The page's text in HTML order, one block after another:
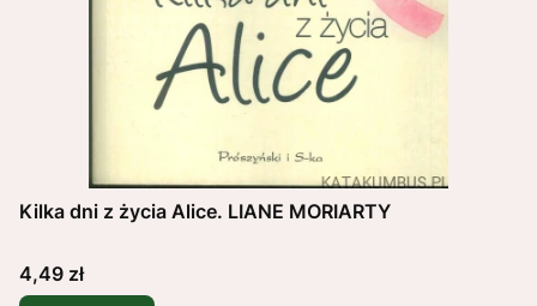
Kilka dni z życia Alice. LIANE MORIARTY
Cena
4,49 zł